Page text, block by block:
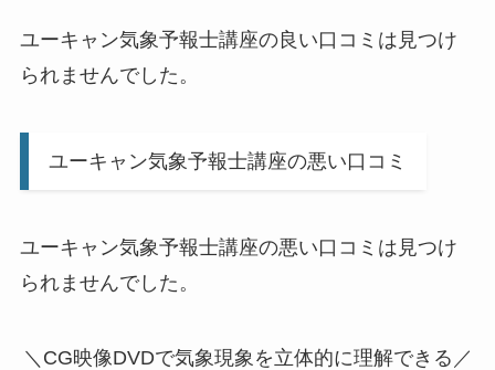
ユーキャン気象予報士講座の良い口コミは見つけ
られませんでした。
ユーキャン気象予報士講座の悪い口コミ
ユーキャン気象予報士講座の悪い口コミは見つけ
られませんでした。
＼CG映像DVDで気象現象を立体的に理解できる／